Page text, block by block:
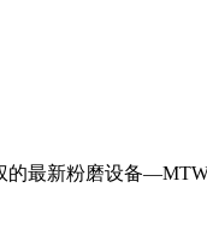
最新粉磨设备